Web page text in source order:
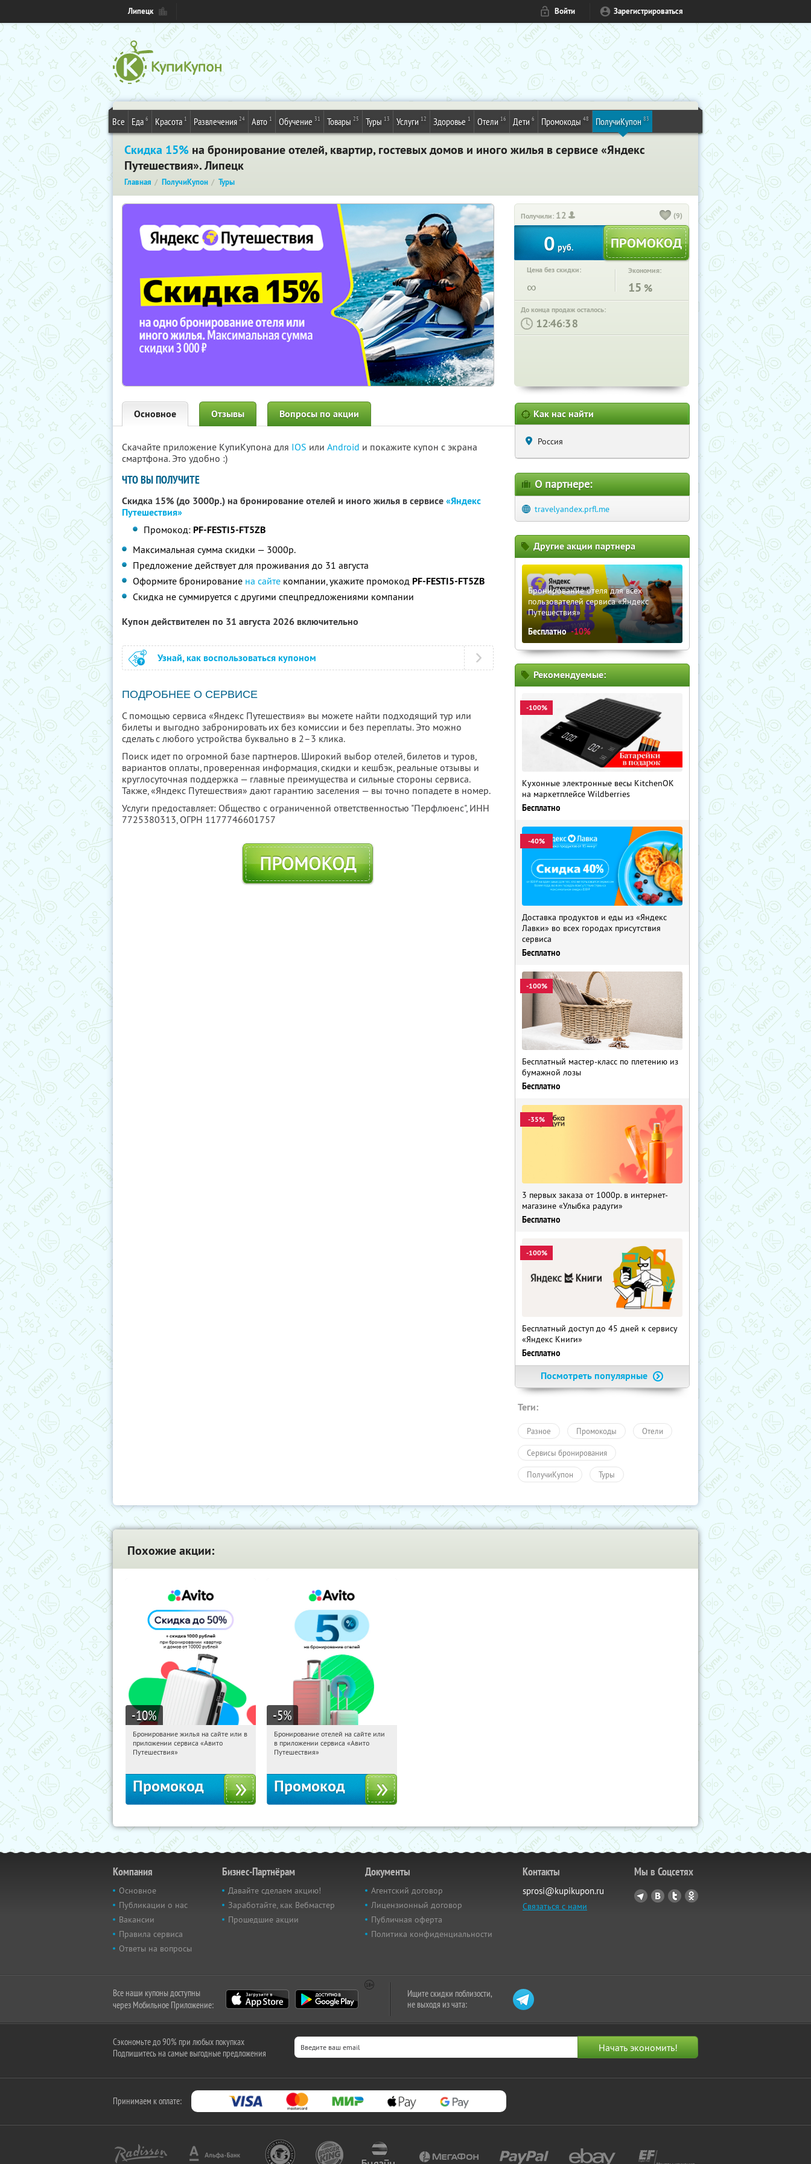
Липецк Войти Зарегистрироваться
Все Еда 6 Красота 1 Развлечения 24 Авто 1 Обучение 31 Товары 25 Туры 13 Услуги 12 Здоровье 1 Отели 16 Дети 6 Промокоды 48 ПолучиКупон 83
Скидка 15% на бронирование отелей, квартир, гостевых домов и иного жилья в сервисе «Яндекс
Путешествия». Липецк
Главная ПолучиКупон Туры
Получили: 12 (9)
0 руб.
Цена без скидки:
∞
Экономия:
15 %
До конца продаж осталось:
: :
Основное Отзывы Вопросы по акции
Скачайте приложение КупиКупона для IOS или Android и покажите купон с экрана
смартфона. Это удобно :)
ЧТО ВЫ ПОЛУЧИТЕ
Скидка 15% (до 3000р.) на бронирование отелей и иного жилья в сервисе«Яндекс
Путешествия»
Промокод: PF-FESTI5-FT5ZB
Максимальная сумма скидки — 3000р.
Предложение действует для проживания до 31 августа
Оформите бронирование на сайте компании, укажите промокод PF-FESTI5-FT5ZB
Скидка не суммируется с другими спецпредложениями компании
Купон действителен по 31 августа 2026 включительно
Узнай, как воспользоваться купоном
ПОДРОБНЕЕ О СЕРВИСЕ
С помощью сервиса «Яндекс Путешествия» вы можете найти подходящий тур или
билеты и выгодно забронировать их без комиссии и без переплаты. Это можно
сделать с любого устройства буквально в 2–3 клика.
Поиск идет по огромной базе партнеров. Широкий выбор отелей, билетов и туров,
вариантов оплаты, проверенная информация, скидки и кешбэк, реальные отзывы и
круглосуточная поддержка — главные преимущества и сильные стороны сервиса.
Также, «Яндекс Путешествия» дают гарантию заселения — вы точно попадете в номер.
Услуги предоставляет: Общество с ограниченной ответственностью "Перфлюенс", ИНН
7725380313, ОГРН 1177746601757
ПРОМОКОД
Как нас найти
Россия
О партнере:
travelyandex.prfl.me
Другие акции партнера
Бронирование отеля для всех
пользователей сервиса «Яндекс
Путешествия»
Бесплатно -10%
Рекомендуемые:
-100%
Кухонные электронные весы KitchenOK
на маркетплейсе Wildberries
Бесплатно
-40%
Доставка продуктов и еды из «Яндекс
Лавки» во всех городах присутствия
сервиса
Бесплатно
-100%
Бесплатный мастер-класс по плетению из
бумажной лозы
Бесплатно
-35%
3 первых заказа от 1000р. в интернет-
магазине «Улыбка радуги»
Бесплатно
-100%
Бесплатный доступ до 45 дней к сервису
«Яндекс Книги»
Бесплатно
Посмотреть популярные
Теги:
Разное Промокоды Отели
Сервисы бронирования
ПолучиКупон Туры
Похожие акции:
-10%
15:46:34 Получили:10
Россия
Бронирование жилья на сайте или в
приложении сервиса «Авито
Путешествия»
Промокод
-5%
15:46:34
Получи первым!
Россия
Бронирование отелей на сайте или
в приложении сервиса «Авито
Путешествия»
Промокод
Компания
Основное
Публикации о нас
Вакансии
Правила сервиса
Ответы на вопросы
Бизнес-Партнёрам
Давайте сделаем акцию!
Заработайте, как Вебмастер
Прошедшие акции
Документы
Агентский договор
Лицензионный договор
Публичная оферта
Политика конфиденциальности
Контакты
sprosi@kupikupon.ru
Связаться с нами
Мы в Соцсетях
Все наши купоны доступны
через Мобильное Приложение:
Ищите скидки поблизости,
не выходя из чата:
Сэкономьте до 90% при любых покупках
Подпишитесь на самые выгодные предложения
Принимаем к оплате: